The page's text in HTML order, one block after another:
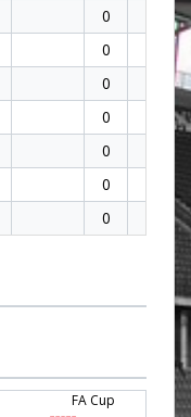
0
0
0
0
0
0
0
FA Cup